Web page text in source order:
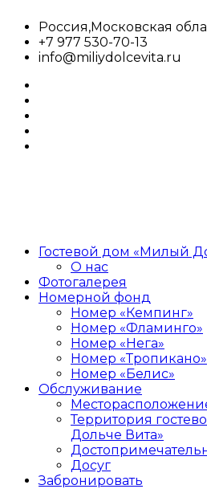
содержимому
Россия,Московская
+7 977 530-70-13
info@miliydolcevita.ru
Дольче
Вита
Гостевой
дом,сдача
номеров,аренда
Гостевой дом «Милый
О нас
Фотогалерея
Номерной фонд
Номер «Кемпинг»
Номер «Фламинго»
Номер «Нега»
Номер «Тропикано»
Номер «Белис»
Обслуживание
Территория
Дольче Вита»
Досуг
Забронировать